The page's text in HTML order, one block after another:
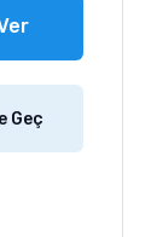
Geç